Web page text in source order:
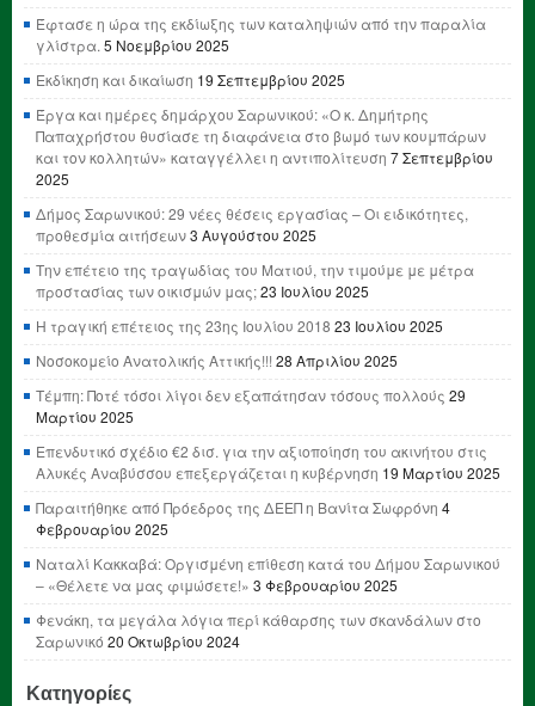
Έφτασε η ώρα της εκδίωξης των καταληψιών από την παραλία
γλίστρα. 5 Νοεμβρίου 2025
Εκδίκηση και δικαίωση 19 Σεπτεμβρίου 2025
Έργα και ημέρες δημάρχου Σαρωνικού: «Ο κ. Δημήτρης
Παπαχρήστου θυσίασε τη διαφάνεια στο βωμό των κουμπάρων
και τον κολλητών» καταγγέλλει η αντιπολίτευση 7 Σεπτεμβρίου
2025
Δήμος Σαρωνικού: 29 νέες θέσεις εργασίας – Οι ειδικότητες,
προθεσμία αιτήσεων3 Αυγούστου 2025
Την επέτειο της τραγωδίας του Ματιού, την τιμούμε με μέτρα
προστασίας των οικισμών μας;23 Ιουλίου 2025
Η τραγική επέτειος της 23ης Ιουλίου 2018 23 Ιουλίου 2025
Νοσοκομείο Ανατολικής Αττικής!!! 28 Απριλίου 2025
Τέμπη: Ποτέ τόσοι λίγοι δεν εξαπάτησαν τόσους πολλούς 29
Μαρτίου 2025
Επενδυτικό σχέδιο €2 δισ. για την αξιοποίηση του ακινήτου στις
Αλυκές Αναβύσσου επεξεργάζεται η κυβέρνηση 19 Μαρτίου 2025
Παραιτήθηκε από Πρόεδρος της ΔΕΕΠ η Βανίτα Σωφρόνη 4
Φεβρουαρίου 2025
Ναταλί Κακκαβά: Οργισμένη επίθεση κατά του Δήμου Σαρωνικού
– «Θέλετε να μας φιμώσετε!» 3 Φεβρουαρίου 2025
Φενάκη, τα μεγάλα λόγια περί κάθαρσης των σκανδάλων στο
Σαρωνικό 20 Οκτωβρίου 2024
Κατηγορίες